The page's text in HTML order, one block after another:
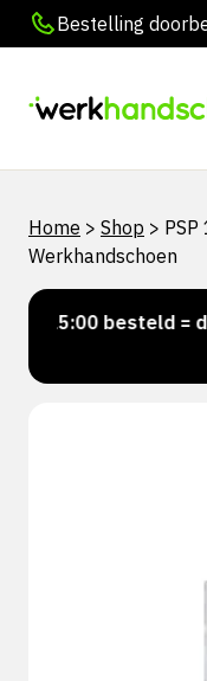
Bestelling
Home > Shop >
Werkhandschoen
15:00 besteld =